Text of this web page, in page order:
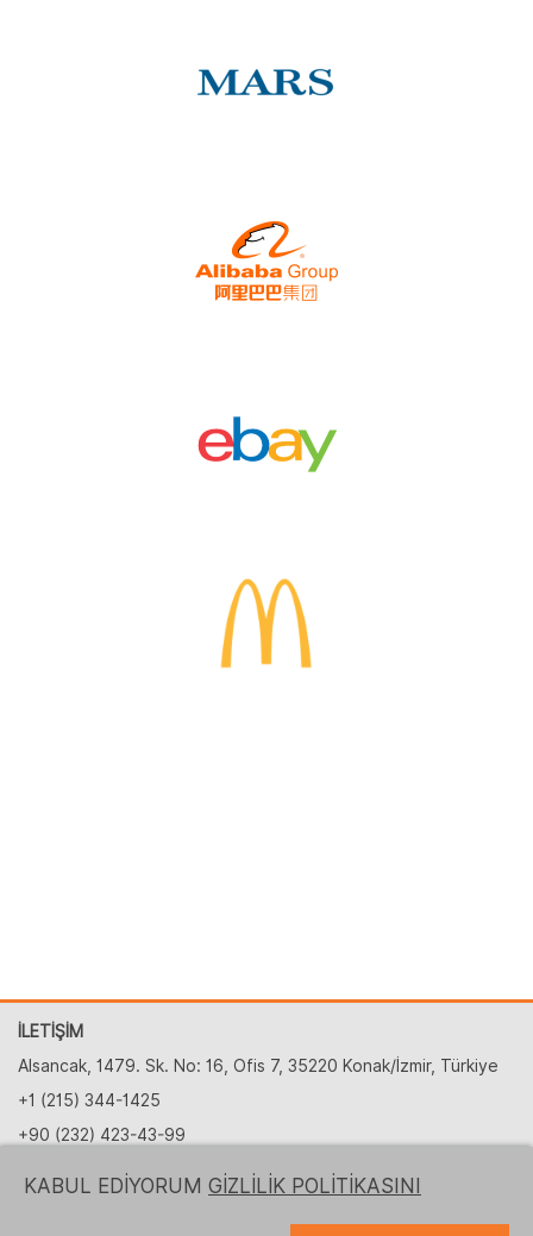
İLETİŞİM
Alsancak, 1479. Sk. No: 16, Ofis 7, 35220 Konak/İzmir, Türkiye
+1 (215) 344-1425
+90 (232) 423-43-99
partnership@logrusit.com.tr
KABUL EDİYORUM GİZLİLİK POLİTİKASINI